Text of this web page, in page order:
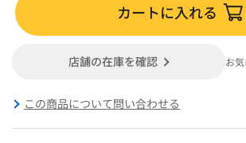
カートに入れる
店舗の在庫を確認 お
この商品について問い合わせる